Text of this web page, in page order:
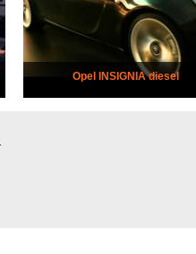
Opel INSIGNIA diesel